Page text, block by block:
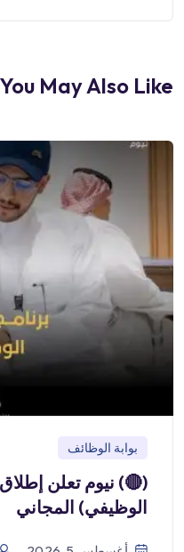
You May Also Like
بوابة الوظائف
(🔴) نيوم تعلن
الوظيفي) المجاني